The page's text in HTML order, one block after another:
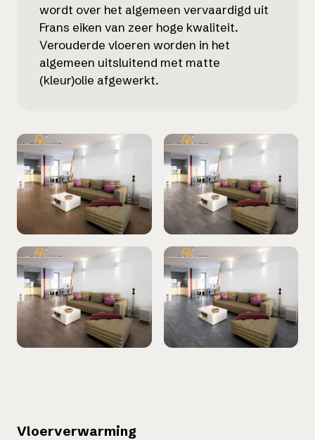
wordt over het algemeen vervaardigd uit
Frans eiken van zeer hoge kwaliteit.
Verouderde vloeren worden in het
algemeen uitsluitend met matte
(kleur)olie afgewerkt.
Vloerverwarming